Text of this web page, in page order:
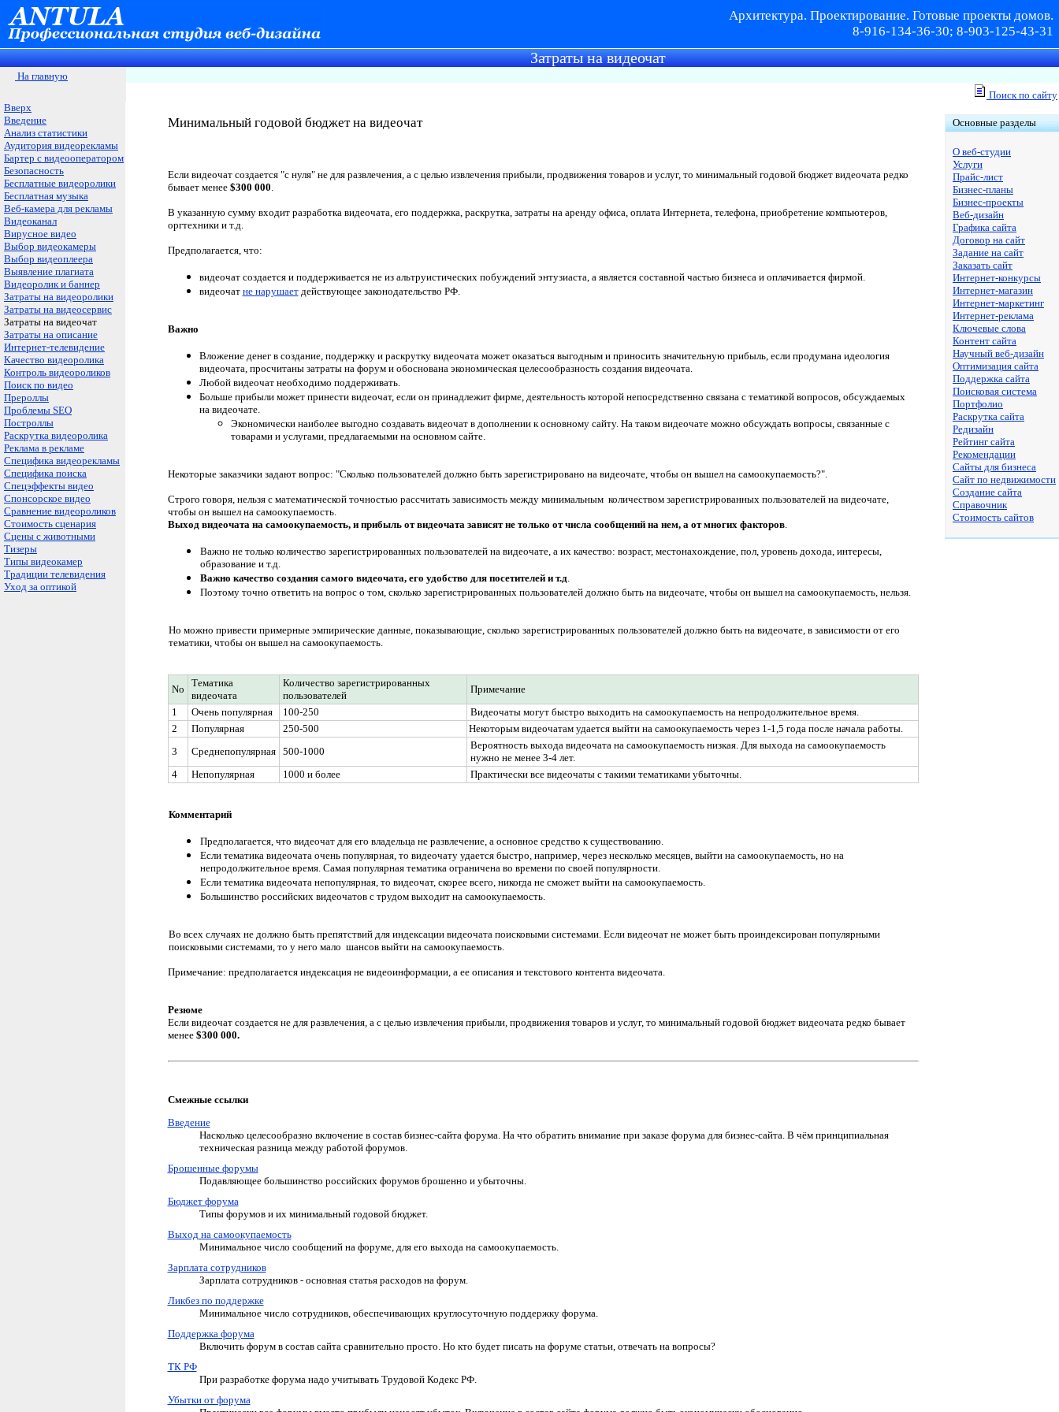
Архитектура. Проектирование. Готовые проекты домов.
8-916-134-36-30; 8-903-125-43-31
Затраты на видеочат
На главную
Поиск по сайту
Вверх
Введение
Анализ статистики
Аудитория видеорекламы
Бартер с видеооператором
Безопасность
Бесплатные видеоролики
Бесплатная музыка
Веб-камера для рекламы
Видеоканал
Вирусное видео
Выбор видеокамеры
Выбор видеоплеера
Выявление плагиата
Видеоролик и баннер
Затраты на видеоролики
Затраты на видеосервис
Затраты на видеочат
Затраты на описание
Интернет-телевидение
Качество видеоролика
Контроль видеороликов
Поиск по видео
Прероллы
Проблемы SEO
Построллы
Раскрутка видеоролика
Реклама в рекламе
Специфика видеорекламы
Специфика поиска
Спецэффекты видео
Спонсорское видео
Сравнение видеороликов
Стоимость сценария
Сцены с животными
Тизеры
Типы видеокамер
Традиции телевидения
Уход за оптикой
Минимальный годовой бюджет на видеочат
Если видеочат создается "с нуля" не для развлечения, а с целью извлечения прибыли, продвижения товаров и услуг, то минимальный годовой бюджет видеочата редко
бывает менее $300 000.
В указанную сумму входит разработка видеочата, его поддержка, раскрутка, затраты на аренду офиса, оплата Интернета, телефона, приобретение компьютеров,
оргтехники и т.д.
Предполагается, что:
видеочат создается и поддерживается не из альтруистических побуждений энтузиаста, а является составной частью бизнеса и оплачивается фирмой.
видеочат не нарушаетдействующее законодательство РФ.
Важно
Вложение денег в создание, поддержку и раскрутку видеочата может оказаться выгодным и приносить значительную прибыль, если продумана идеология
видеочата, просчитаны затраты на форум и обоснована экономическая целесообразность создания видеочата.
Любой видеочат необходимо поддерживать.
Больше прибыли может принести видеочат, если он принадлежит фирме, деятельность которой непосредственно связана с тематикой вопросов, обсуждаемых
на видеочате.
Экономически наиболее выгодно создавать видеочат в дополнении к основному сайту. На таком видеочате можно обсуждать вопросы, связанные с
товарами и услугами, предлагаемыми на основном сайте.
Некоторые заказчики задают вопрос: "Сколько пользователей должно быть зарегистрировано на видеочате, чтобы он вышел на самоокупаемость?".
Строго говоря, нельзя с математической точностью рассчитать зависимость между минимальным количеством зарегистрированных пользователей на видеочате,
чтобы он вышел на самоокупаемость.
Выход видеочата на самоокупаемость, и прибыль от видеочата зависят не только от числа сообщений на нем, а от многих факторов.
Важно не только количество зарегистрированных пользователей на видеочате, а их качество: возраст, местонахождение, пол, уровень дохода, интересы,
образование и т.д.
Важно качество создания самого видеочата, его удобство для посетителей и т.д.
Поэтому точно ответить на вопрос о том, сколько зарегистрированных пользователей должно быть на видеочате, чтобы он вышел на самоокупаемость, нельзя.
Но можно привести примерные эмпирические данные, показывающие, сколько зарегистрированных пользователей должно быть на видеочате, в зависимости от его
тематики, чтобы он вышел на самоокупаемость.
No
Тематика
видеочата
Количество зарегистрированных
пользователей
Примечание
1
Очень популярная 100-250
Видеочаты могут быстро выходить на самоокупаемость на непродолжительное время.
2
Популярная 250-500
Некоторым видеочатам удается выйти на самоокупаемость через 1-1,5 года после начала работы.
3
Среднепопулярная 500-1000
Вероятность выхода видеочата на самоокупаемость низкая. Для выхода на самоокупаемость
нужно не менее 3-4 лет.
4
Непопулярная 1000 и более Практически все видеочаты с такими тематиками убыточны.
Комментарий
Предполагается, что видеочат для его владельца не развлечение, а основное средство к существованию.
Если тематика видеочата очень популярная, то видеочату удается быстро, например, через несколько месяцев, выйти на самоокупаемость, но на
непродолжительное время. Самая популярная тематика ограничена во времени по своей популярности.
Если тематика видеочата непопулярная, то видеочат, скорее всего, никогда не сможет выйти на самоокупаемость.
Большинство российских видеочатов с трудом выходит на самоокупаемость.
Во всех случаях не должно быть препятствий для индексации видеочата поисковыми системами. Если видеочат не может быть проиндексирован популярными
поисковыми системами, то у него мало шансов выйти на самоокупаемость.
Примечание: предполагается индексация не видеоинформации, а ее описания и текстового контента видеочата.
Резюме
Если видеочат создается не для развлечения, а с целью извлечения прибыли, продвижения товаров и услуг, то минимальный годовой бюджет видеочата редко бывает
менее $300 000.
Смежные ссылки
Введение
Насколько целесообразно включение в состав бизнес-сайта форума.На что обратить внимание при заказе форумадля бизнес-сайта. В чём принципиальная
техническая разница между работой форумов.
Брошенные форумы
Подавляющее большинство российских форумов брошенно и убыточны.
Бюджет форума
Типы форумов и их минимальный годовой бюджет.
Выход на самоокупаемость
Минимальное число сообщений на форуме, для его выхода на самоокупаемость.
Зарплата сотрудников
Зарплата сотрудников - основная статья расходов на форум.
Ликбез по поддержке
Минимальное число сотрудников, обеспечивающих круглосуточную поддержку форума.
Поддержка форума
Включить форум в состав сайта сравнительно просто. Но кто будет писать на форуме статьи, отвечать на вопросы?
ТК РФ
При разработке форума надо учитывать Трудовой Кодекс РФ.
Убытки от форума
Основные разделы
О веб-студии
Услуги
Прайс-лист
Бизнес-планы
Бизнес-проекты
Веб-дизайн
Графика сайта
Договор на сайт
Задание на сайт
Заказать сайт
Интернет-конкурсы
Интернет-магазин
Интернет-маркетинг
Интернет-реклама
Ключевые слова
Контент сайта
Научный веб-дизайн
Оптимизация сайта
Поддержка сайта
Поисковая система
Портфолио
Раскрутка сайта
Редизайн
Рейтинг сайта
Рекомендации
Сайты для бизнеса
Сайт по недвижимости
Создание сайта
Справочник
Стоимость сайтов